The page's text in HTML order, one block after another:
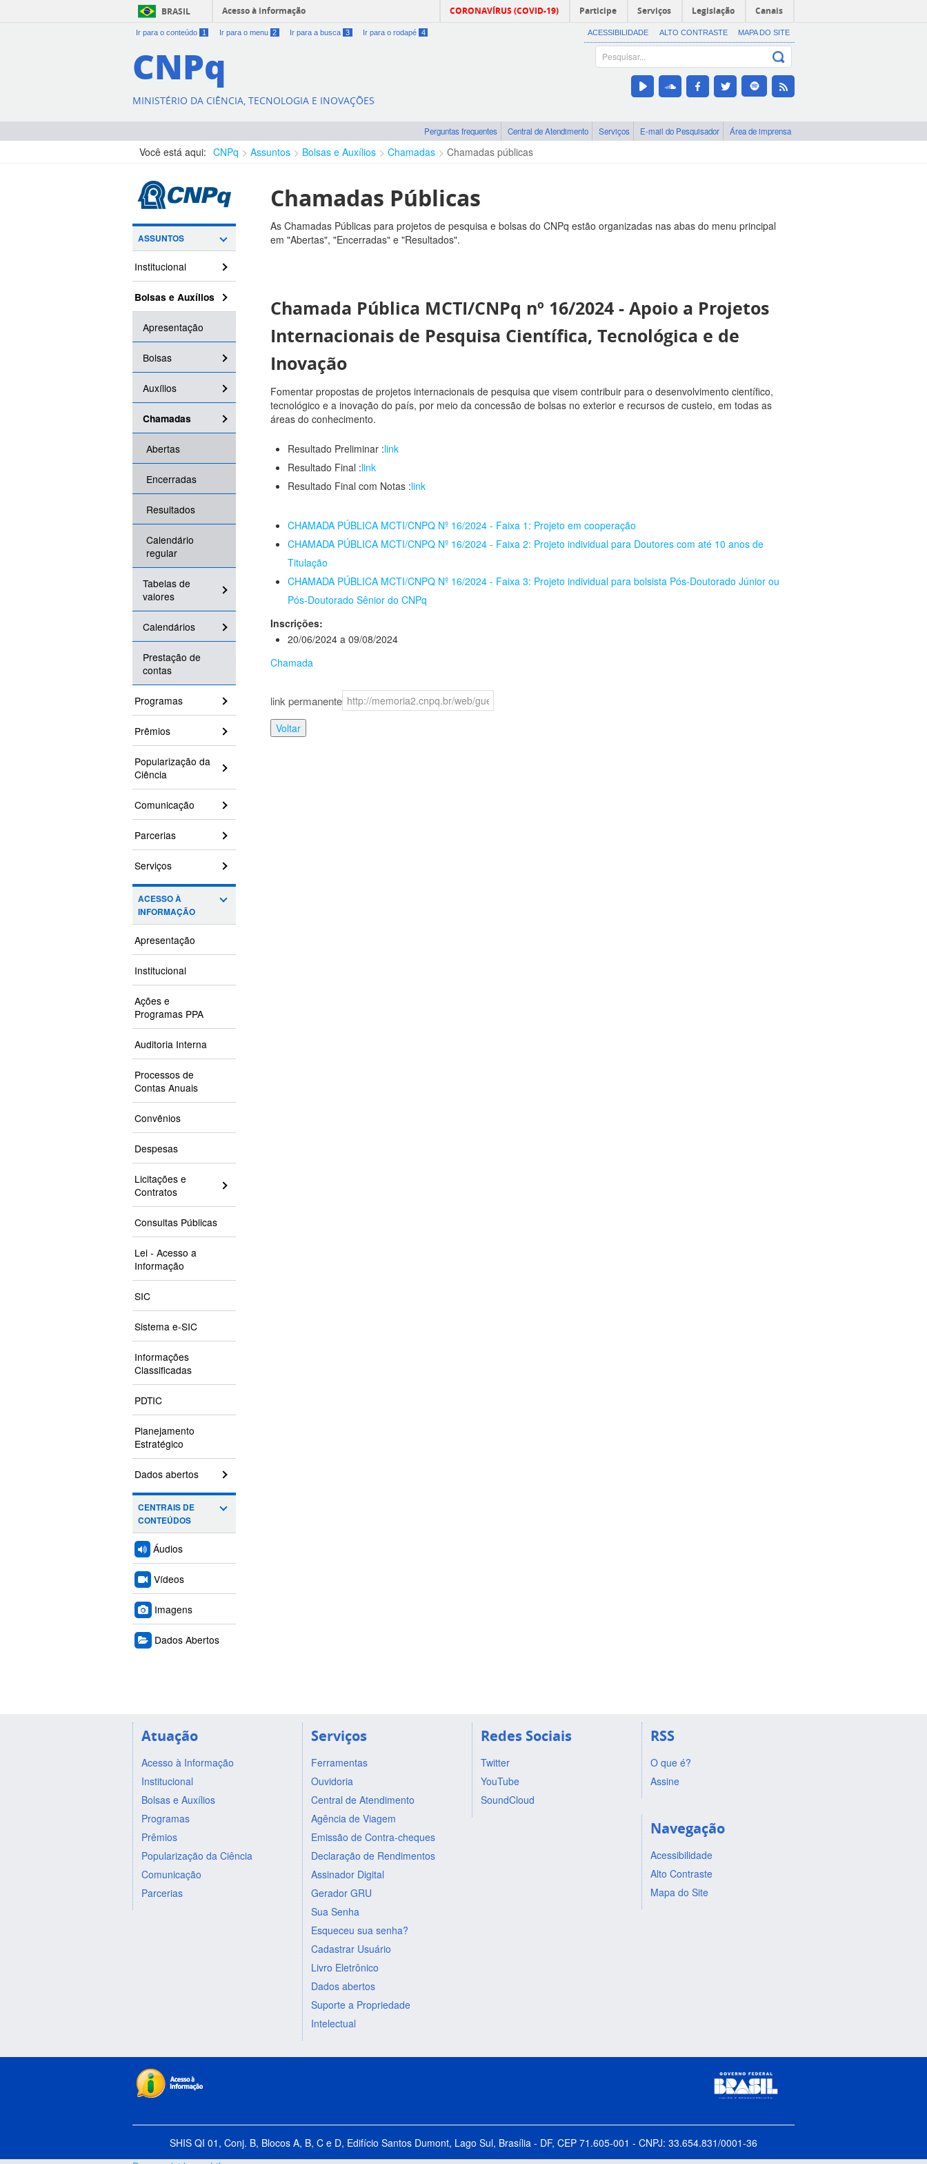
BRASIL Acesso à informação CORONAVÍRUS (COVID-19) Participe Serviços Legislação Canais
Ir para o conteúdo 1 Ir para o menu 2 Ir para a busca 3 Ir para o rodapé 4 ACESSIBILIDADE ALTO CONTRASTE MAPA DO SITE
CNPq
MINISTÉRIO DA CIÊNCIA, TECNOLOGIA E INOVAÇÕES
Perguntas frequentes Central de Atendimento Serviços E-mail do Pesquisador Área de imprensa
Você está aqui: CNPq Assuntos Bolsas e Auxílios Chamadas Chamadas públicas
ASSUNTOS
Institucional
Bolsas e Auxílios
Apresentação
Bolsas
Auxílios
Chamadas
Abertas
Encerradas
Resultados
Calendário
regular
Tabelas de
valores
Calendários
Prestação de
contas
Programas
Prêmios
Popularização da
Ciência
Comunicação
Parcerias
Serviços
ACESSO À
INFORMAÇÃO
Apresentação
Institucional
Ações e
Programas PPA
Auditoria Interna
Processos de
Contas Anuais
Convênios
Despesas
Licitações e
Contratos
Consultas Públicas
Lei - Acesso a
Informação
SIC
Sistema e-SIC
Informações
Classificadas
PDTIC
Planejamento
Estratégico
Dados abertos
CENTRAIS DE
CONTEÚDOS
Áudios
Vídeos
Imagens
Dados Abertos
Chamadas Públicas
As Chamadas Públicas para projetos de pesquisa e bolsas do CNPq estão organizadas nas abas do menu principal
em "Abertas", "Encerradas" e "Resultados".
Chamada Pública MCTI/CNPq nº 16/2024 - Apoio a Projetos
Internacionais de Pesquisa Científica, Tecnológica e de
Inovação
Fomentar propostas de projetos internacionais de pesquisa que visem contribuir para o desenvolvimento científico,
tecnológico e a inovação do país, por meio da concessão de bolsas no exterior e recursos de custeio, em todas as
áreas do conhecimento.
Resultado Preliminar :link
Resultado Final :link
Resultado Final com Notas :link
CHAMADA PÚBLICA MCTI/CNPQ Nº 16/2024 - Faixa 1: Projeto em cooperação
CHAMADA PÚBLICA MCTI/CNPQ Nº 16/2024 - Faixa 2: Projeto individual para Doutores com até 10 anos de
Titulação
CHAMADA PÚBLICA MCTI/CNPQ Nº 16/2024 - Faixa 3: Projeto individual para bolsista Pós-Doutorado Júnior ou
Pós-Doutorado Sênior do CNPq
Inscrições:
20/06/2024 a 09/08/2024
Chamada
link permanente
Voltar
Atuação
Acesso à Informação
Institucional
Bolsas e Auxílios
Programas
Prêmios
Popularização da Ciência
Comunicação
Parcerias
Serviços
Ferramentas
Ouvidoria
Central de Atendimento
Agência de Viagem
Emissão de Contra-cheques
Declaração de Rendimentos
Assinador Digital
Gerador GRU
Sua Senha
Esqueceu sua senha?
Cadastrar Usuário
Livro Eletrônico
Dados abertos
Suporte a Propriedade
Intelectual
Redes Sociais
Twitter
YouTube
SoundCloud
RSS
O que é?
Assine
Navegação
Acessibilidade
Alto Contraste
Mapa do Site
SHIS QI 01, Conj. B, Blocos A, B, C e D, Edifício Santos Dumont, Lago Sul, Brasília - DF, CEP 71.605-001 - CNPJ: 33.654.831/0001-36